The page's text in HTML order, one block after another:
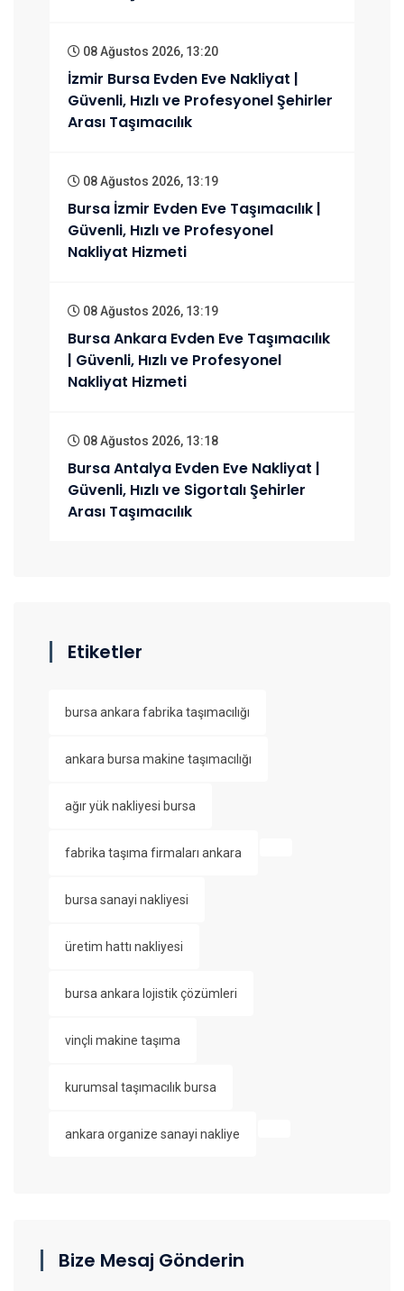
08 Ağustos 2026, 13:20
İzmir Bursa Evden Eve Nakliyat |
Güvenli, Hızlı ve Profesyonel Şehirler
Arası Taşımacılık
08 Ağustos 2026, 13:19
Bursa İzmir Evden Eve Taşımacılık |
Güvenli, Hızlı ve Profesyonel
Nakliyat Hizmeti
08 Ağustos 2026, 13:19
Bursa Ankara Evden Eve Taşımacılık
| Güvenli, Hızlı ve Profesyonel
Nakliyat Hizmeti
08 Ağustos 2026, 13:18
Bursa Antalya Evden Eve Nakliyat |
Güvenli, Hızlı ve Sigortalı Şehirler
Arası Taşımacılık
Etiketler
bursa ankara fabrika taşımacılığı
ankara bursa makine taşımacılığı
ağır yük nakliyesi bursa
fabrika taşıma firmaları ankara
bursa sanayi nakliyesi
üretim hattı nakliyesi
bursa ankara lojistik çözümleri
vinçli makine taşıma
kurumsal taşımacılık bursa
ankara organize sanayi nakliye
Bize Mesaj Gönderin